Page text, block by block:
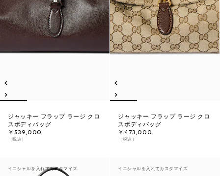
ジャッキー フラップ ラージ クロ
スボディバッグ
￥539,000
（税込）
ジャッキー フラップ ラージ クロ
スボディバッグ
￥473,000
（税込）
イニシャルを入れてカスタマイズ イニシャルを入れてカスタマイズ